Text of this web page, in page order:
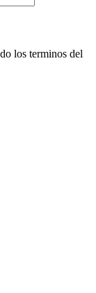
los terminos del